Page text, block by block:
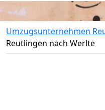
Umzugsunternehmen
Reutlingen nach Werlte